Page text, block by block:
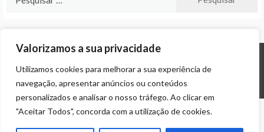
Valorizamos a sua privacidade
Utilizamos cookies para melhorar a sua experiência de
navegação, apresentar anúncios ou conteúdos
personalizados e analisar o nosso tráfego. Ao clicar em
"Aceitar Todos", concorda com a utilização de cookies.
© ALL RIGHTS RESERVED 2024 THEME: PROMOS BYTEMPLATE SELL